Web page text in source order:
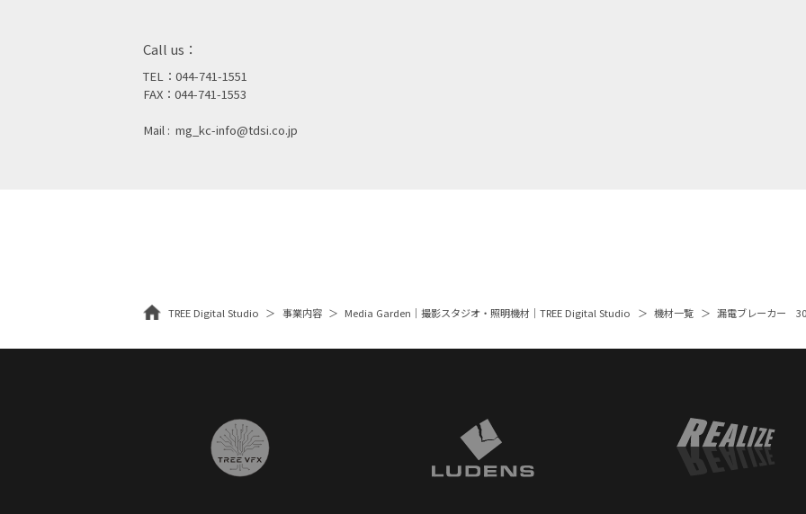
Call us：
TEL：044-741-1551
FAX：044-741-1553
Mail : mg_kc-info@tdsi.co.jp
TREE Digital Studio 事業内容 Media Garden｜撮影スタジオ・照明機材｜TREE Digital Studio 機材一覧 漏電ブレーカー